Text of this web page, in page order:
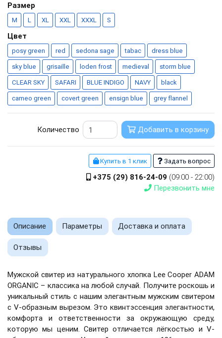
Размер
M L XL XXL XXXL S
Цвет
posy green red sedona sage tabac
dress blue
sky blue
grisaille loden frost medieval
storm blue
CLEAR SKY
SAFARI BLUE INDIGO NAVY
black
cameo green
covert green ensign blue grey flannel
Количество Добавить в корзину
Купить в 1 клик Задать вопрос
+375 (29) 816-24-09 (09:00 - 22:00)
Перезвонить мне
Описание Параметры Доставка и оплата
Отзывы
Мужской свитер из натурального хлопка Lee Cooper ADAM
ORGANIC – классика на любой случай. Получите роскошь и
уникальный стиль с нашим элегантным мужским свитером
с V-образным вырезом. Это квинтэссенция элегантности,
комфорта и ответственности за окружающую среду,
которую мы ценим. Свитер отличается лёгкостью и V-